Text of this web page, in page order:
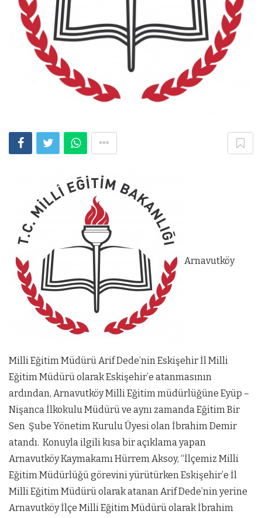
Arnavutköy
Milli Eğitim Müdürü Arif Dede’nin Eskişehir İl Milli
Eğitim Müdürü olarak Eskişehir’e atanmasının
ardından, Arnavutköy Milli Eğitim müdürlüğüne Eyüp –
Nişanca İlkokulu Müdürü ve aynı zamanda Eğitim Bir
Sen Şube Yönetim Kurulu Üyesi olan İbrahim Demir
atandı. Konuyla ilgili kısa bir açıklama yapan
Arnavutköy Kaymakamı Hürrem Aksoy, “İlçemiz Milli
Eğitim Müdürlüğü görevini yürütürken Eskişehir’e İl
Milli Eğitim Müdürü olarak atanan Arif Dede’nin yerine
Arnavutköy İlçe Milli Eğitim Müdürü olarak İbrahim